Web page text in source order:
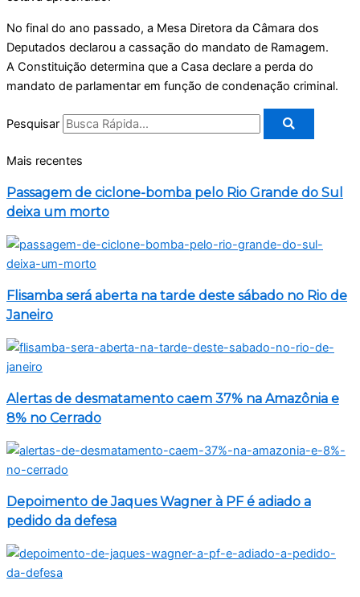
No final do ano passado, a Mesa Diretora da Câmara dos
Deputados declarou a cassação do mandato de Ramagem.
A Constituição determina que a Casa declare a perda do
mandato de parlamentar em função de condenação criminal.
Pesquisar
Mais recentes
Passagem de ciclone-bomba pelo Rio Grande do Sul
deixa um morto
Flisamba será aberta na tarde deste sábado no Rio de
Janeiro
Alertas de desmatamento caem 37% na Amazônia e
8% no Cerrado
Depoimento de Jaques Wagner à PF é adiado a
pedido da defesa